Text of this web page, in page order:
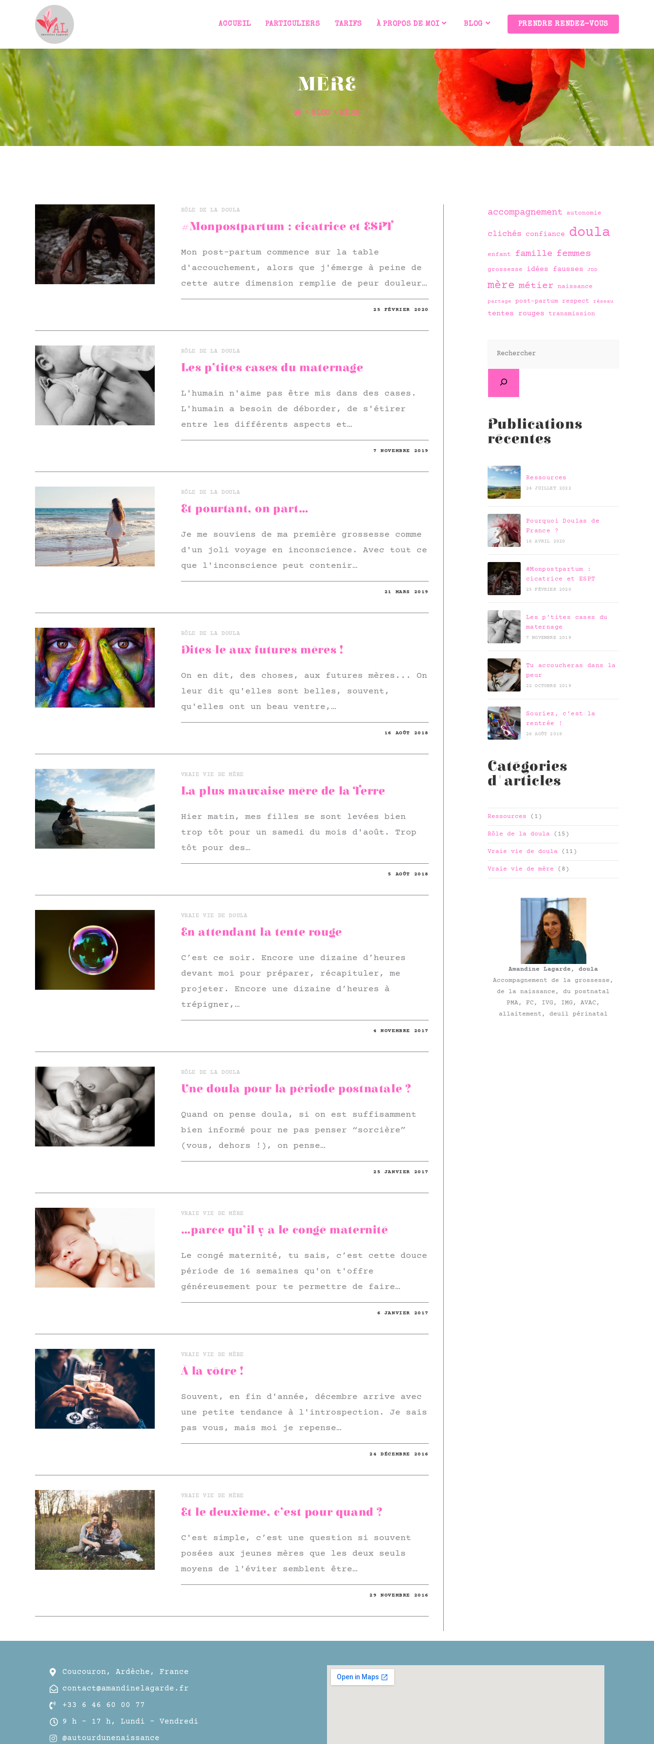
ACCUEIL PARTICULIERS TARIFS À PROPOS DE MOI BLOG PRENDRE RENDEZ-VOUS
MÈRE
> BLOG > MÈRE
RÔLE DE LA DOULA
#Monpostpartum : cicatrice et ESPT
Mon post-partum commence sur la table
d'accouchement, alors que j'émerge à peine de
cette autre dimension remplie de peur douleur…
25 FÉVRIER 2020
RÔLE DE LA DOULA
Les p’tites cases du maternage
L'humain n'aime pas être mis dans des cases.
L'humain a besoin de déborder, de s'étirer
entre les différents aspects et…
7 NOVEMBRE 2019
RÔLE DE LA DOULA
Et pourtant, on part…
Je me souviens de ma première grossesse comme
d'un joli voyage en inconscience. Avec tout ce
que l'inconscience peut contenir…
21 MARS 2019
RÔLE DE LA DOULA
Dites-le aux futures mères !
On en dit, des choses, aux futures mères... On
leur dit qu'elles sont belles, souvent,
qu'elles ont un beau ventre,…
16 AOÛT 2018
VRAIE VIE DE MÈRE
La plus mauvaise mère de la Terre
Hier matin, mes filles se sont levées bien
trop tôt pour un samedi du mois d'août. Trop
tôt pour des…
5 AOÛT 2018
VRAIE VIE DE DOULA
En attendant la tente rouge
C’est ce soir. Encore une dizaine d’heures
devant moi pour préparer, récapituler, me
projeter. Encore une dizaine d’heures à
trépigner,…
4 NOVEMBRE 2017
RÔLE DE LA DOULA
Une doula pour la période postnatale ?
Quand on pense doula, si on est suffisamment
bien informé pour ne pas penser “sorcière”
(vous, dehors !), on pense…
25 JANVIER 2017
VRAIE VIE DE MÈRE
…parce qu’il y a le congé maternité
Le congé maternité, tu sais, c’est cette douce
période de 16 semaines qu'on t'offre
généreusement pour te permettre de faire…
6 JANVIER 2017
VRAIE VIE DE MÈRE
À la vôtre !
Souvent, en fin d'année, décembre arrive avec
une petite tendance à l'introspection. Je sais
pas vous, mais moi je repense…
24 DÉCEMBRE 2016
VRAIE VIE DE MÈRE
Et le deuxième, c’est pour quand ?
C'est simple, c’est une question si souvent
posées aux jeunes mères que les deux seuls
moyens de l'éviter semblent être…
29 NOVEMBRE 2016
accompagnement autonomie
clichés confiance doula
enfant famille femmes
grossesse idées fausses JDD
mère métier naissance
partage post-partum respect réseau
tentes rouges transmission
Publications
récentes
Ressources
24 JUILLET 2022
Pourquoi Doulas de
France ?
16 AVRIL 2020
#Monpostpartum :
cicatrice et ESPT
25 FÉVRIER 2020
Les p’tites cases du
maternage
7 NOVEMBRE 2019
Tu accoucheras dans la
peur
22 OCTOBRE 2019
Souriez, c’est la
rentrée !
26 AOÛT 2019
Catégories
d'articles
Ressources (1)
Rôle de la doula (15)
Vraie vie de doula (11)
Vraie vie de mère (8)
Amandine Lagarde, doula
Accompagnement de la grossesse,
de la naissance, du postnatal
PMA, FC, IVG, IMG, AVAC,
allaitement, deuil périnatal
Coucouron, Ardèche, France
contact@amandinelagarde.fr
+33 6 46 60 00 77
9 h – 17 h, Lundi – Vendredi
@autourdunenaissance